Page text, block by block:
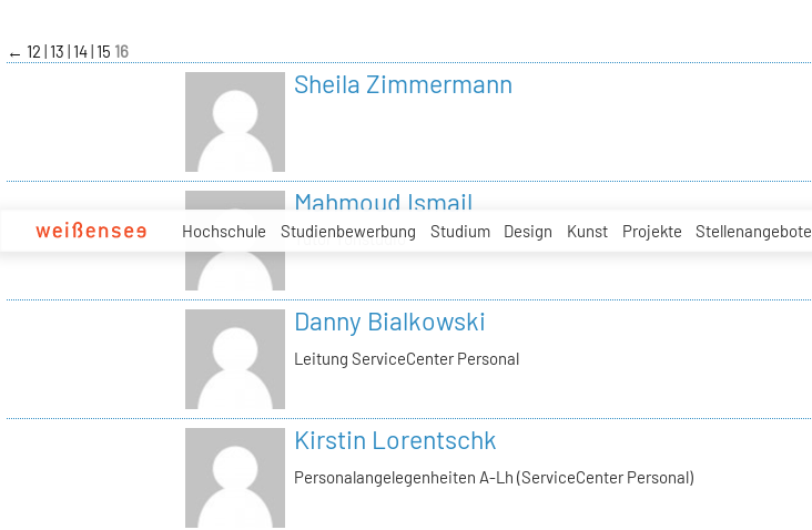
Hochschule Studienbewerbung Studium Design Kunst Projekte Stellenangebote
← 12 13 14 15 16
Sheila Zimmermann
Mahmoud Ismail
Tutor Tonstudio
Danny Bialkowski
Leitung ServiceCenter Personal
Kirstin Lorentschk
Personalangelegenheiten A-Lh (ServiceCenter Personal)